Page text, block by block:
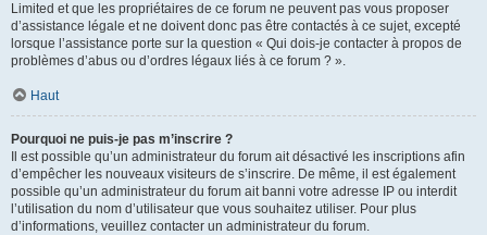
Limited et que les propriétaires de ce forum ne peuvent pas vous proposer
d’assistance légale et ne doivent donc pas être contactés à ce sujet, excepté
lorsque l’assistance porte sur la question « Qui dois-je contacter à propos de
problèmes d’abus ou d’ordres légaux liés à ce forum ? ».
Haut
Pourquoi ne puis-je pas m’inscrire ?
Il est possible qu’un administrateur du forum ait désactivé les inscriptions afin
d’empêcher les nouveaux visiteurs de s’inscrire. De même, il est également
possible qu’un administrateur du forum ait banni votre adresse IP ou interdit
l’utilisation du nom d’utilisateur que vous souhaitez utiliser. Pour plus
d’informations, veuillez contacter un administrateur du forum.